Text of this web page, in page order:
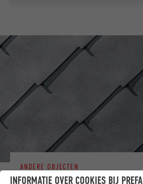
LAAT U INSPIREREN
ANDERE OBJECTEN
INFORMATIE OVER COOKIES BIJ PREFA